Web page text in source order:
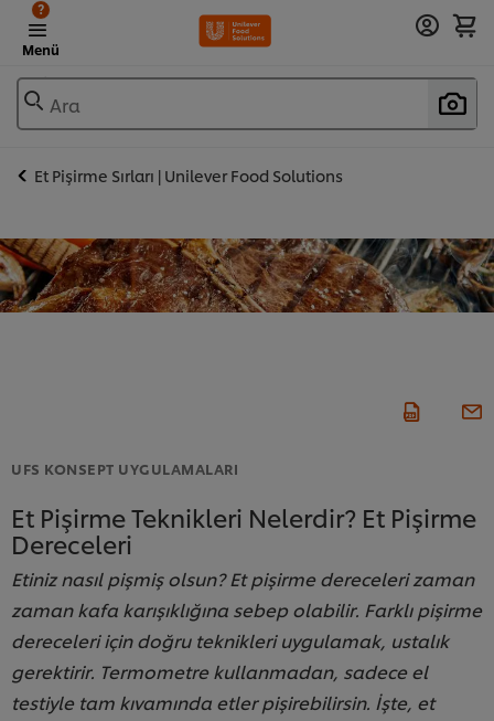
Menü
?
Ara
Et Pişirme Sırları | Unilever Food Solutions
UFS KONSEPT UYGULAMALARI
Et Pişirme Teknikleri Nelerdir? Et Pişirme
Dereceleri
Etiniz nasıl pişmiş olsun? Et pişirme dereceleri zaman
zaman kafa karışıklığına sebep olabilir. Farklı pişirme
dereceleri için doğru teknikleri uygulamak, ustalık
gerektirir. Termometre kullanmadan, sadece el
testiyle tam kıvamında etler pişirebilirsin. İşte, et